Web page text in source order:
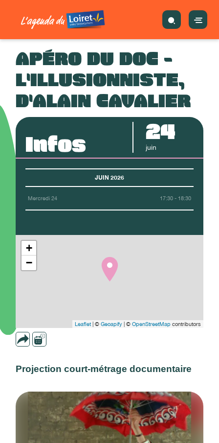
APÉRO DU DOC -
L'ILLUSIONNISTE,
D'ALAIN CAVALIER
Infos 24
juin
JUIN 2026
Mercredi 24 17:30 - 18:30
+
−
Leaflet| © Geoapify | © OpenStreetMap contributors
Projection court-métrage documentaire